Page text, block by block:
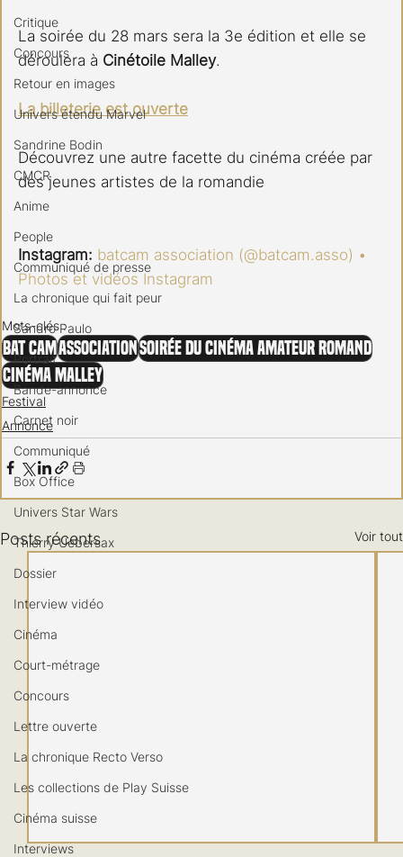
Critique
Concours
Retour en images
Univers étendu Marvel
Sandrine Bodin
CMCR
Anime
People
Communiqué de presse
La chronique qui fait peur
Sandro Paulo
Portrait
Bande-annonce
Carnet noir
Communiqué
Box Office
Univers Star Wars
Thierry Uebersax
Dossier
Interview vidéo
Cinéma
Court-métrage
Concours
Lettre ouverte
La chronique Recto Verso
Les collections de Play Suisse
Cinéma suisse
Interviews
La soirée du 28 mars sera la 3e édition et elle se
déroulera à Cinétoile Malley.
La billeterie est ouverte
Découvrez une autre facette du cinéma créée par
des jeunes artistes de la romandie
Instagram: batcam association (@batcam.asso) •
Photos et vidéos Instagram
Mots-clés :
Bat CamAssociationSoirée du Cinéma Amateur Romand
Cinéma Malley
Festival
Annonce
Posts récents Voir tout